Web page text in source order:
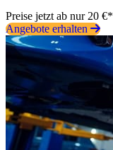
Preise jetzt ab nur 20 €*
Angebote erhalten